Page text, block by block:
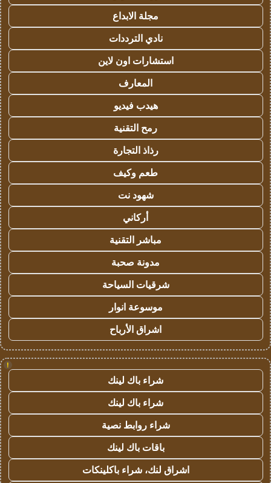
مجلة الابداع
نادي الترددات
استشارات اون لاين
المعارف
هيدب فيديو
رمح التقنية
رذاذ التجارة
طعم وكيف
شهود نت
أركاني
مباشر التقنية
مدونة صحبة
شرقيات السياحة
موسوعة انوار
اشراق الأرباح
!
شراء باك لينك
شراء باك لينك
شراء روابط نصية
باقات باك لينك
اشراق لنك، شراء باكلينكات